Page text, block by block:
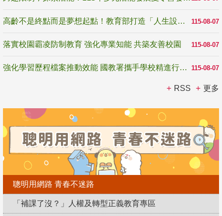
115-08-07
高齡不是終點而是夢想起點！教育部打造「人生設計夢工場」 參展第3屆高齡健康產業博覽會
115-08-07
落實校園霸凌防制教育 強化專業知能 共築友善校園
115-08-07
強化學習歷程檔案推動效能 國教署攜手學校精進行政與教學支持
RSS 更多
聰明用網路 青春不迷路
「補課了沒？」人權及轉型正義教育專區